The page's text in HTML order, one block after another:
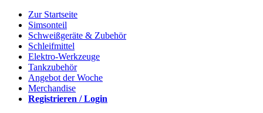
Zur Startseite
Simsonteil
Schweißgeräte & Zubehör
Schleifmittel
Elektro-Werkzeuge
Tankzubehör
Angebot der Woche
Merchandise
Registrieren / Login